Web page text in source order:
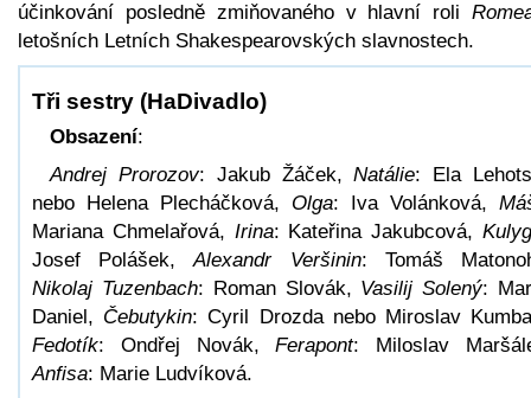
účinkování posledně zmiňovaného v hlavní roli
letošních Letních Shakespearovských slavnostech.
Tři sestry (HaDivadlo)
Obsazení:
Andrej Prorozov: Jakub Žáček,Natálie: Ela
nebo Helena Plecháčková, Olga: Iva Volánková,
Mariana Chmelařová, Irina: Kateřina Jakubcová,
Josef Polášek,Alexandr Veršinin: Tomáš
Nikolaj Tuzenbach: Roman Slovák, Vasilij Solený:
Daniel, Čebutykin: Cyril Drozda nebo Miroslav
Fedotík: Ondřej Novák,Ferapont: Miloslav
Anfisa: Marie Ludvíková.